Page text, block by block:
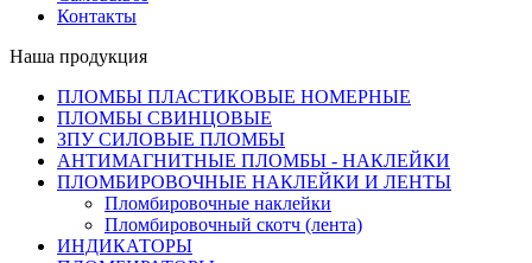
Контакты
Наша продукция
ПЛОМБЫ ПЛАСТИКОВЫЕ НОМЕРНЫЕ
ПЛОМБЫ СВИНЦОВЫЕ
ЗПУ СИЛОВЫЕ ПЛОМБЫ
АНТИМАГНИТНЫЕ ПЛОМБЫ - НАКЛЕЙКИ
ПЛОМБИРОВОЧНЫЕ НАКЛЕЙКИ И ЛЕНТЫ
Пломбировочные наклейки
Пломбировочный скотч (лента)
ИНДИКАТОРЫ